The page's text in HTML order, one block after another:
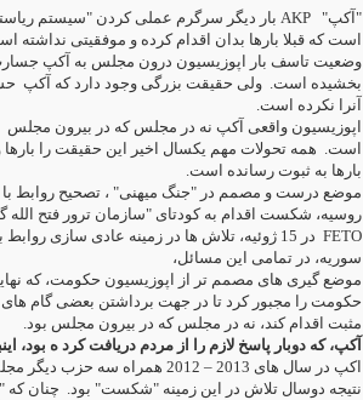
"آکپ" AKP بار دیگر سرگرم عملی کردن "سیستم
است که قبلا بارها بدان اقدام کرده و موفقیتی نداشته
وضعیت تاسف بار اپوزیسیون درون مجلس به آکپ
بخشیده است. ولی حقیقت بزرگی وجود دارد که آکپ
آنرا نکرده است.
اپوزیسیون واقعی آکپ نه در مجلس که در بیرون مجلس
است. همه تحولات مهم یکسال اخیر این حقیقت را بارها
بارها به ثبوت رسانده است.
موضع درست و مصمم در "جنگ میهنی" ، تصحیح روابط با
روسیه، شکست اقدام به کودتای "سازمان ترور فتح الله
FETO
در 15 ژوئیه، تلاش ها در زمینه عادی سازی روابط
سوریه، در تمامی این مسائل،
موضع گیری های مصمم تر از اپوزیسیون حکومت، که
حکومت را مجبور کرد تا در جهت برداشتن بعضی گام های
مثبت اقدام کند، نه در مجلس که در بیرون مجلس بود.
آکپ، که دوبار پاسخ لازم را از مردم دریافت کرد ه بود،
اکپ در سال های 2013 – 2012 همراه سه حزب دیگر مجلس، آغاز به تدوین قانون اساسی جدید کرد.
نتیجه دوسال تلاش در این زمینه "شکست" بود. چنان که